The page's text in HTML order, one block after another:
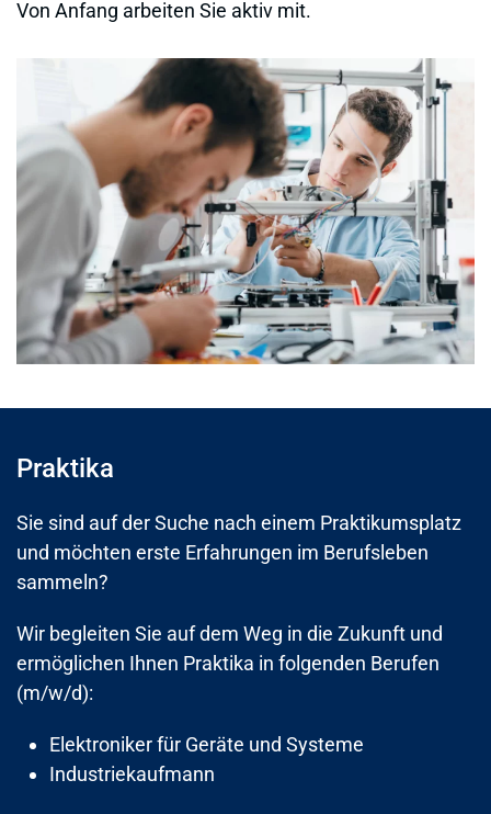
Von Anfang arbeiten Sie aktiv mit.
Praktika
Sie sind auf der Suche nach einem Praktikumsplatz
und möchten erste Erfahrungen im Berufsleben
sammeln?
Wir begleiten Sie auf dem Weg in die Zukunft und
ermöglichen Ihnen Praktika in folgenden Berufen
(m/w/d):
Elektroniker für Geräte und Systeme
Industriekaufmann